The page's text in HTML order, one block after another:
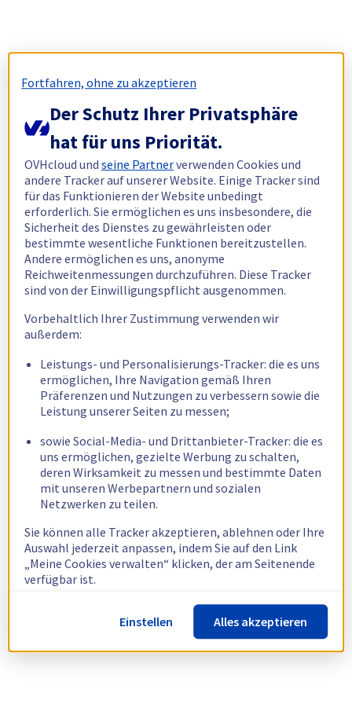
Fortfahren, ohne zu akzeptieren
Der Schutz Ihrer Privatsphäre
hat für uns Priorität.
OVHcloud undseine Partnerverwenden Cookies und
andere Tracker auf unserer Website. Einige Tracker sind
für das Funktionieren der Website unbedingt
erforderlich. Sie ermöglichen es uns insbesondere, die
Sicherheit des Dienstes zu gewährleisten oder
bestimmte wesentliche Funktionen bereitzustellen.
Andere ermöglichen es uns, anonyme
Reichweitenmessungen durchzuführen. Diese Tracker
sind von der Einwilligungspflicht ausgenommen.
Vorbehaltlich Ihrer Zustimmung verwenden wir
außerdem:
Leistungs- und Personalisierungs-Tracker: die es uns
ermöglichen, Ihre Navigation gemäß Ihren
Präferenzen und Nutzungen zu verbessern sowie die
Leistung unserer Seiten zu messen;
sowie Social-Media- und Drittanbieter-Tracker: die es
uns ermöglichen, gezielte Werbung zu schalten,
deren Wirksamkeit zu messen und bestimmte Daten
mit unseren Werbepartnern und sozialen
Netzwerken zu teilen.
Sie können alle Tracker akzeptieren, ablehnen oder Ihre
Auswahl jederzeit anpassen, indem Sie auf den Link
„Meine Cookies verwalten“ klicken, der am Seitenende
verfügbar ist.
Weitere Informationen finden Sie in unsererRichtlinie
zur Verwendung von Cookies.
Einstellen Alles akzeptieren